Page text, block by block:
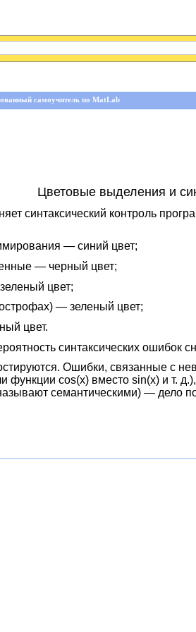
самоучитель по MatLab
Цветовые выделения и
синтаксический контроль
— синий цвет;
— черный цвет;
зеленый цвет;
— зеленый цвет;
цвет.
синтаксических ошибок
Ошибки, связанные с
функции cos(x) вместо sin(x) и т.
семантическими) — дело